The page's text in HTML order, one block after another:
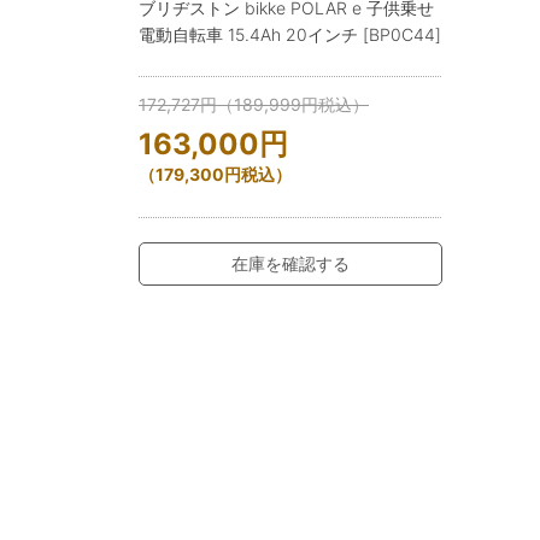
ブリヂストン bikke POLAR e 子供乗せ
電動自転車 15.4Ah 20インチ [BP0C44]
172,727円（189,999円税込）
163,000 円
（179,300円税込）
在庫を確認する